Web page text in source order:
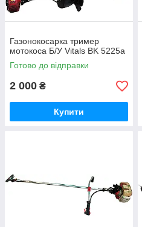
Газонокосарка тример
мотокоса Б/У Vitals BK 5225a
Готово до відправки
2 000 ₴
Купити